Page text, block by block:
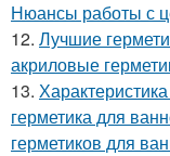
Нюансы работы с
12. Лучшие
акриловые
13.
герметика для
герметиков для